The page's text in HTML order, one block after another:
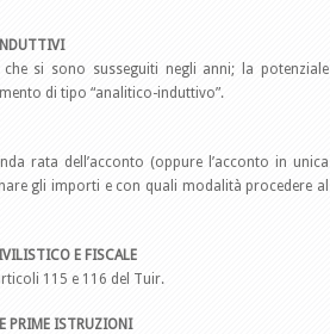
si sono susseguiti negli anni; la potenziale
di tipo “analitico-induttivo”.
rata dell’acconto (oppure l’acconto in unica
gli importi e con quali modalità procedere al
E FISCALE
115 e 116 del Tuir.
PRIME ISTRUZIONI